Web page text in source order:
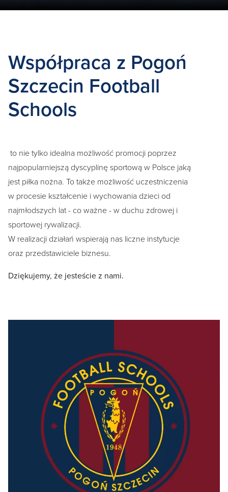
Współpraca z Pogoń
Szczecin Football
Schools
to nie tylko idealna możliwość promocji poprzez
najpopularniejszą dyscyplinę sportową w Polsce jaką
jest piłka nożna. To także możliwość uczestniczenia
w procesie kształcenie i wychowania dzieci od
najmłodszych lat - co ważne - w duchu zdrowej i
sportowej rywalizacji.
W realizacji działań wspierają nas liczne instytucje
oraz przedstawiciele biznesu.
Dziękujemy, że jesteście z nami.